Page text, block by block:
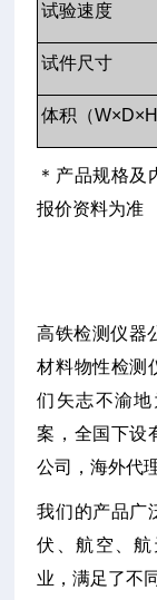
试验速度
试件尺寸
体积（W×D×H
＊产品规格
报价资料为准
高铁检测仪器
材料物性检测
们矢志不渝
案，全国下设
公司，海外代
我们的产品广
伏、航空、
业，满足了不